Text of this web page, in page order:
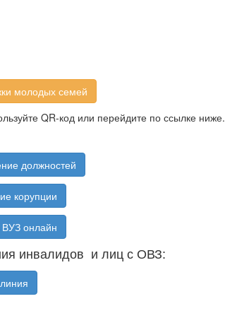
молодых семей
QR-код или перейдите по ссылке ниже.
должностей
корупции
ВУЗ онлайн
инвалидов и лиц с ОВЗ: